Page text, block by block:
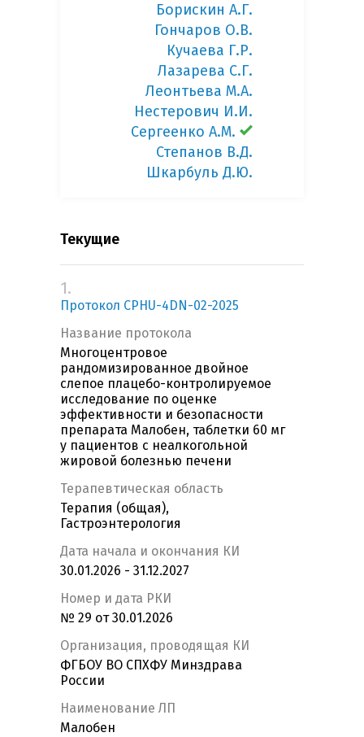
Борискин А.Г.
Гончаров О.В.
Кучаева Г.Р.
Лазарева С.Г.
Леонтьева М.А.
Нестерович И.И.
Сергеенко А.М.
Степанов В.Д.
Шкарбуль Д.Ю.
Текущие
1.
Протокол CPHU-4DN-02-2025
Название протокола
Многоцентровое
рандомизированное двойное
слепое плацебо-контролируемое
исследование по оценке
эффективности и безопасности
препарата Малобен, таблетки 60 мг
у пациентов с неалкогольной
жировой болезнью печени
Терапевтическая область
Терапия (общая),
Гастроэнтерология
Дата начала и окончания КИ
30.01.2026 - 31.12.2027
Номер и дата РКИ
№ 29 от 30.01.2026
Организация, проводящая КИ
ФГБОУ ВО СПХФУ Минздрава
России
Наименование ЛП
Малобен